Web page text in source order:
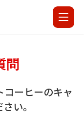
問
コーヒーのキャ
い。